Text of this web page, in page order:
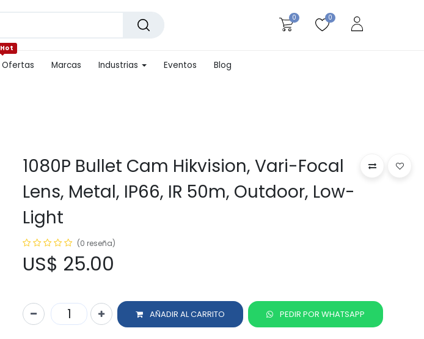
0 0
Ofertas
Hot
Marcas Industrias Eventos Blog
1080P Bullet Cam Hikvision, Vari-Focal
Lens, Metal, IP66, IR 50m, Outdoor, Low-
Light
(0 reseña)
US$ 25.00
AÑADIR AL CARRITO PEDIR POR WHATSAPP